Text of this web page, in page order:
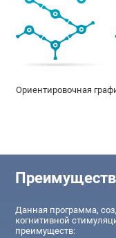
Ориентировочная
Данная программа,
когнитивной
преимуществ: